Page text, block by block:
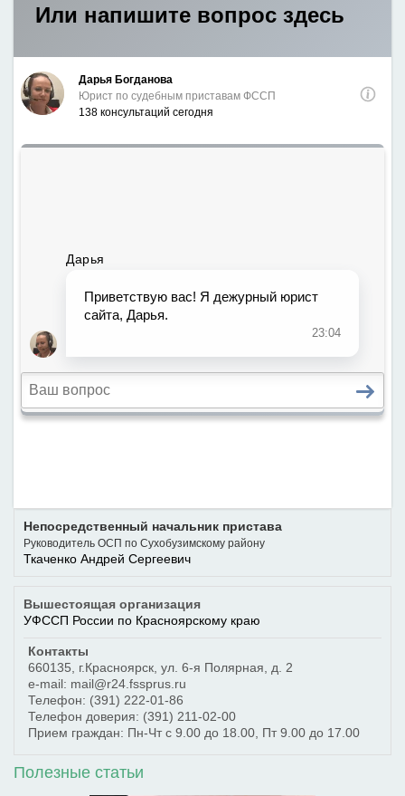
Непосредственный начальник пристава
Руководитель ОСП по Сухобузимскому району
Ткаченко Андрей Сергеевич
Вышестоящая организация
УФССП России по Красноярскому краю
Контакты
660135
г.Красноярск ул. 6-я Полярная, д. 2
e-mail: mail@r24.fssprus.ru
Телефон: (391) 222-01-86
Телефон доверия: (391) 211-02-00
Прием граждан: Пн-Чт с 9.00 до 18.00, Пт 9.00 до 17.00
Полезные статьи